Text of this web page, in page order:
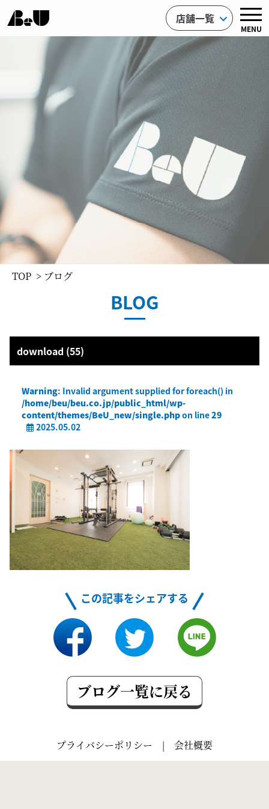
店舗一覧
MENU
TOP > ブログ
BLOG
download (55)
Warning: Invalid argument supplied for foreach() in
/home/beu/beu.co.jp/public_html/wp-
content/themes/BeU_new/single.phpon line29
2025.05.02
この記事をシェアする
ブログ一覧に戻る
プライバシーポリシー | 会社概要